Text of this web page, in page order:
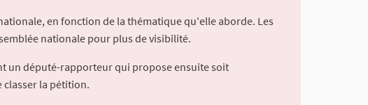
en fonction de la thématique qu'elle aborde. Les
nationale pour plus de visibilité.
un député-rapporteur qui propose ensuite soit
la pétition.